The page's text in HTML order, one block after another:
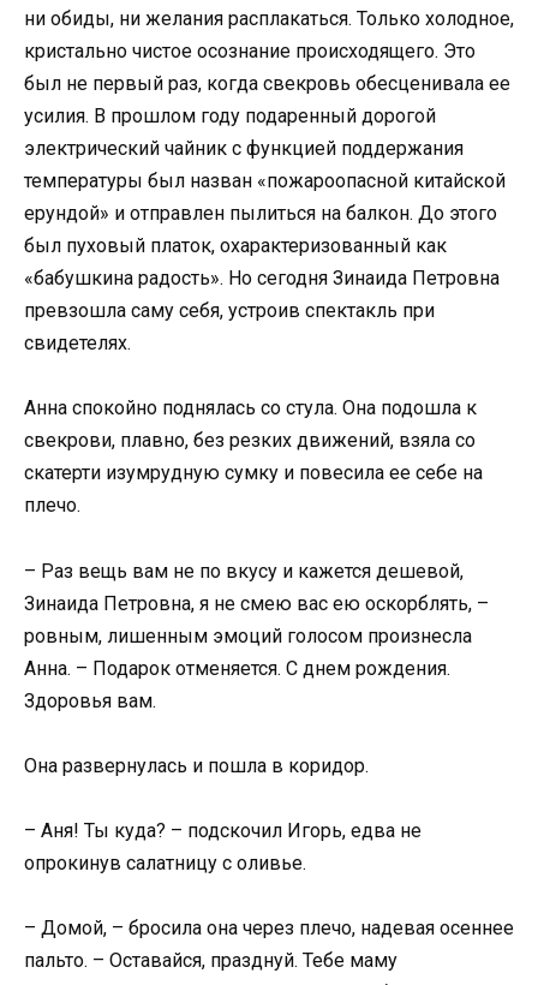
ни обиды, ни желания расплакаться. Только холодное,
кристально чистое осознание происходящего. Это
был не первый раз, когда свекровь обесценивала ее
усилия. В прошлом году подаренный дорогой
электрический чайник с функцией поддержания
температуры был назван «пожароопасной китайской
ерундой» и отправлен пылиться на балкон. До этого
был пуховый платок, охарактеризованный как
«бабушкина радость». Но сегодня Зинаида Петровна
превзошла саму себя, устроив спектакль при
свидетелях.
Анна спокойно поднялась со стула. Она подошла к
свекрови, плавно, без резких движений, взяла со
скатерти изумрудную сумку и повесила ее себе на
плечо.
– Раз вещь вам не по вкусу и кажется дешевой,
Зинаида Петровна, я не смею вас ею оскорблять, –
ровным, лишенным эмоций голосом произнесла
Анна. – Подарок отменяется. С днем рождения.
Здоровья вам.
Она развернулась и пошла в коридор.
– Аня! Ты куда? – подскочил Игорь, едва не
опрокинув салатницу с оливье.
– Домой, – бросила она через плечо, надевая осеннее
пальто. – Оставайся, празднуй. Тебе маму